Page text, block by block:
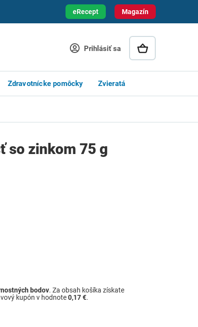
Magazín
eRecept
Prihlásiť sa
Zdravotnícke pomôcky Zvieratá
so zinkom 75 g
bodov. Za obsah košíka získate
kupón v hodnote0,17 €.